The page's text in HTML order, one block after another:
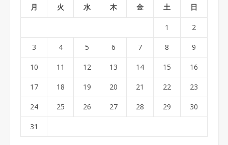
月 火 水 木 金 土 日
1 2
3 4 5 6 7 8 9
10 11 12 13 14 15 16
17 18 19 20 21 22 23
24 25 26 27 28 29 30
31